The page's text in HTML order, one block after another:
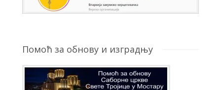
Помоћ за обнову и изградњу